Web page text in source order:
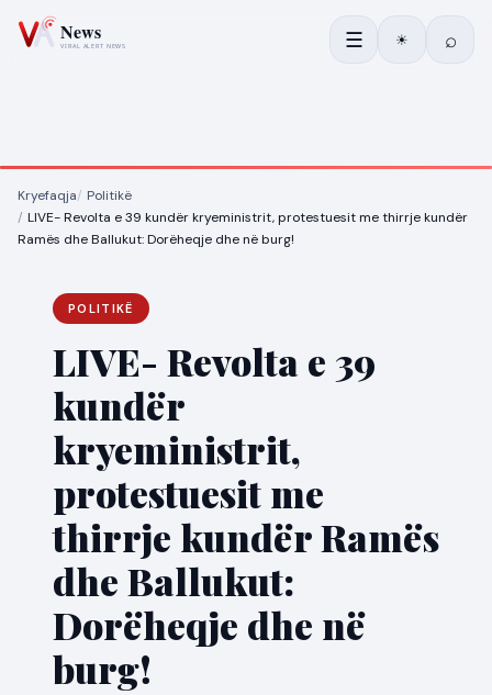
☰ ☀ ⌕
Kryefaqja
Politikë
LIVE- Revolta e 39 kundër kryeministrit, protestuesit me thirrje kundër
Ramës dhe Ballukut: Dorëheqje dhe në burg!
POLITIKË
LIVE- Revolta e 39
kundër
kryeministrit,
protestuesit me
thirrje kundër Ramës
dhe Ballukut:
Dorëheqje dhe në
burg!